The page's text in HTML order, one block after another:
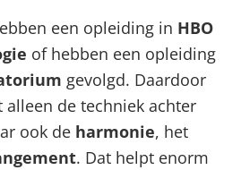
een opleiding in HBO
of hebben een opleiding
gevolgd. Daardoor
de techniek achter
ook de harmonie, het
. Dat helpt enorm